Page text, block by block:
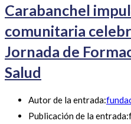
Carabanchel
comunitaria
Jornada de
Salud
Autor de la entrada:
Publicación de la entrada: